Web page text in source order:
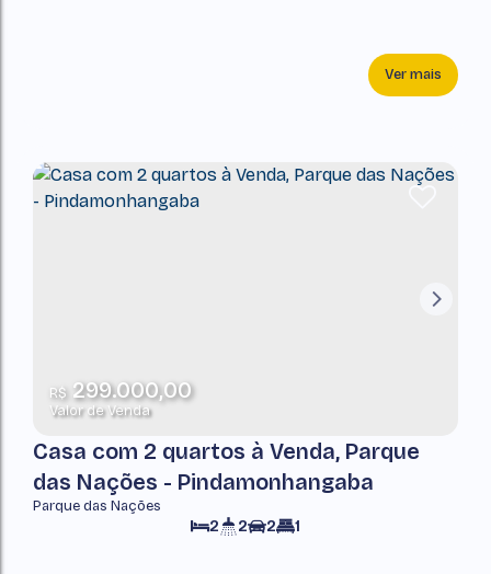
Ver mais
R$299.000,00
Valor de Venda
Casa com 2 quartos à Venda, Parque
das Nações - Pindamonhangaba
Parque das Nações
2 2 1
2